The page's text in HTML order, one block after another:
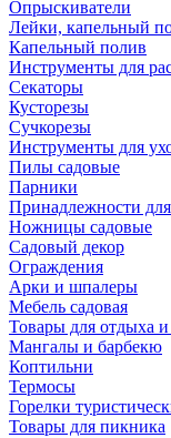
Опрыскиватели
Лейки, капельный
Капельный полив
Инструменты для
Секаторы
Кусторезы
Сучкорезы
Инструменты для
Пилы садовые
Парники
Принадлежности
Ножницы садовые
Садовый декор
Ограждения
Арки и шпалеры
Мебель садовая
Товары для отдыха
Мангалы и барбекю
Коптильни
Термосы
Горелки
Товары для пикника